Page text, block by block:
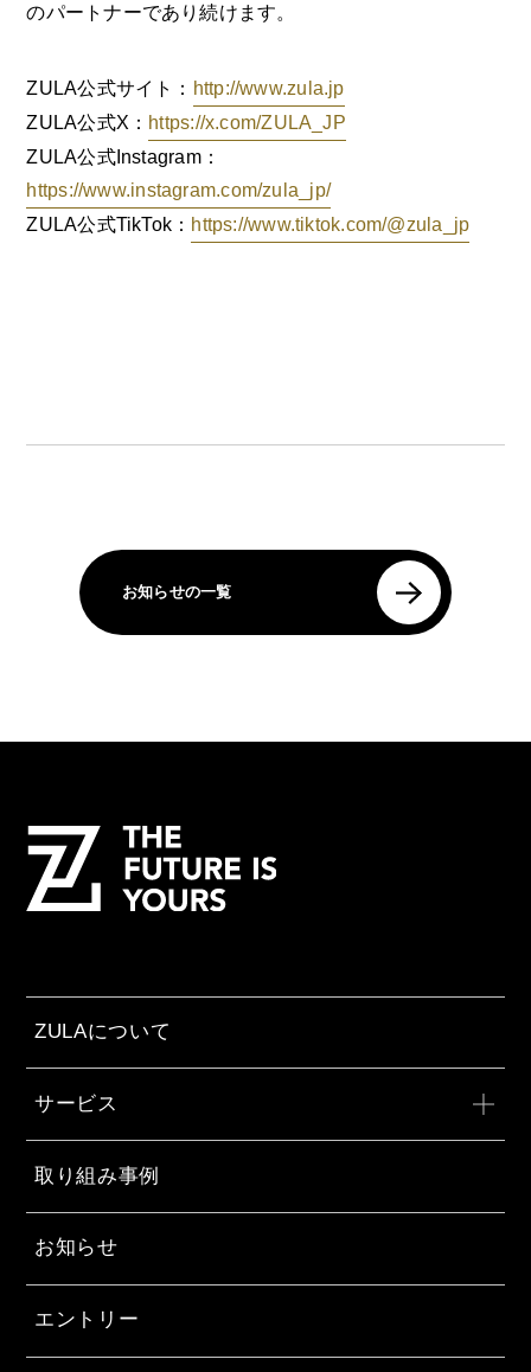
のパートナーであり続けます。
ZULA公式サイト： http://www.zula.jp
ZULA公式X： https://x.com/ZULA_JP
ZULA公式Instagram：
https://www.instagram.com/zula_jp/
ZULA公式TikTok： https://www.tiktok.com/@zula_jp
お知らせの一覧
ZULAについて
サービス
取り組み事例
お知らせ
エントリー